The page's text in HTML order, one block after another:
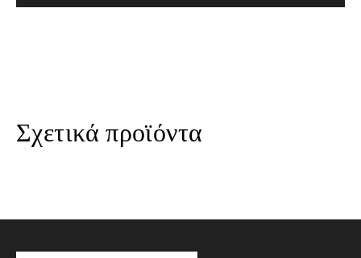
Σχετικά προϊόντα